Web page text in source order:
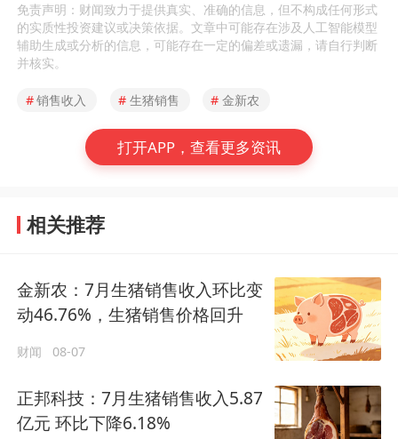
免责声明：财闻致力于提供真实、准确的信息，但不构成任何形式
的实质性投资建议或决策依据。文章中可能存在涉及人工智能模型
辅助生成或分析的信息，可能存在一定的偏差或遗漏，请自行判断
并核实。
#销售收入 # 生猪销售 # 金新农
打开APP，查看更多资讯
相关推荐
金新农：7月生猪销售收入环比变
动46.76%，生猪销售价格回升
财闻 08-07
正邦科技：7月生猪销售收入5.87
亿元 环比下降6.18%